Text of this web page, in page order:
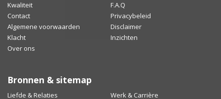
Kwaliteit
F.A.Q
Contact
Privacybeleid
Algemene voorwaarden
Disclaimer
Klacht
Inzichten
Over ons
Bronnen & sitemap
Liefde & Relaties Werk & Carrière